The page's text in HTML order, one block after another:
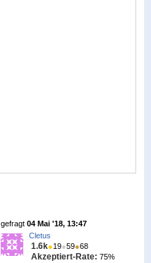
gefragt 04 Mai '18, 13:47
Cletus
1.6k●19●59●68
Akzeptiert-Rate: 75%